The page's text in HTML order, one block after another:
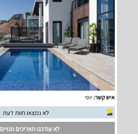
איש קשר: יוסי
לא נמצאו חוות דעת
לא עודכנו תאריכים פנויים